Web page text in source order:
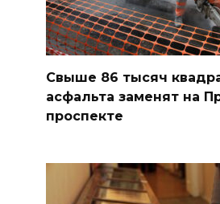
Свыше 86 тысяч
асфальта заменят на
проспекте